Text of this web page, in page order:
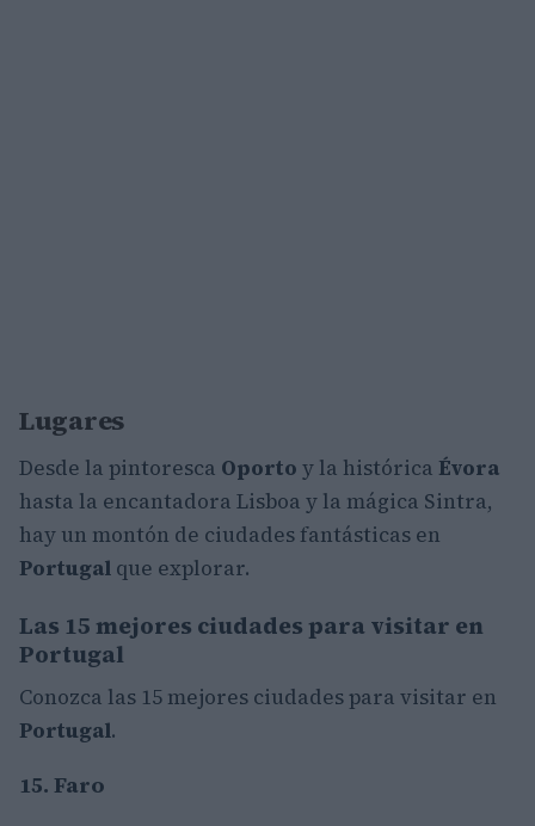
Lugares
Desde la pintoresca Oporto y la histórica Évora
hasta la encantadora Lisboa y la mágica Sintra,
hay un montón de ciudades fantásticas en
Portugal que explorar.
Las 15 mejores ciudades para visitar en
Portugal
Conozca las 15 mejores ciudades para visitar en
Portugal.
15. Faro